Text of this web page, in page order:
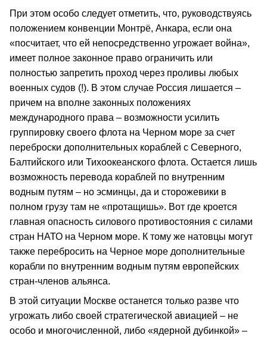
При этом особо следует отметить, что, руководствуясь
положением конвенции Монтрё, Анкара, если она
«посчитает, что ей непосредственно угрожает война»,
имеет полное законное право ограничить или
полностью запретить проход через проливы любых
военных судов (!). В этом случае Россия лишается –
причем на вполне законных положениях
международного права – возможности усилить
группировку своего флота на Черном море за счет
переброски дополнительных кораблей с Северного,
Балтийского или Тихоокеанского флота. Остается лишь
возможность перевода кораблей по внутренним
водным путям – но эсминцы, да и сторожевики в
полном грузу там не «протащишь». Вот где кроется
главная опасность силового противостояния с силами
стран НАТО на Черном море. К тому же натовцы могут
также перебросить на Черное море дополнительные
корабли по внутренним водным путям европейских
стран-членов альянса.
В этой ситуации Москве останется только разве что
угрожать либо своей стратегической авиацией – не
особо и многочисленной, либо «ядерной дубинкой» –